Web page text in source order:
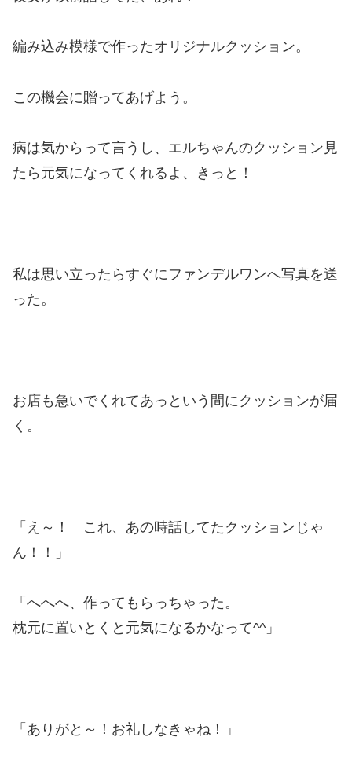
編み込み模様で作ったオリジナルクッション。
この機会に贈ってあげよう。
病は気からって言うし、エルちゃんのクッション見
たら元気になってくれるよ、きっと！
私は思い立ったらすぐにファンデルワンへ写真を送
った。
お店も急いでくれてあっという間にクッションが届
く。
「え～！ これ、あの時話してたクッションじゃ
ん！！」
「へへへ、作ってもらっちゃった。
枕元に置いとくと元気になるかなって^^」
「ありがと～！お礼しなきゃね！」